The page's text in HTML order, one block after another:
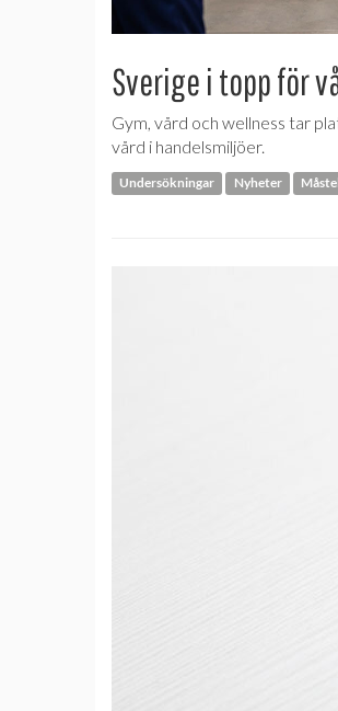
Sverige i topp för
Gym, vård och wellness tar
vård i handelsmiljöer.
Undersökningar Nyheter